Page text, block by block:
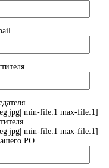
min-file:1 max-file:1]
min-file:1 max-file:1]
РО